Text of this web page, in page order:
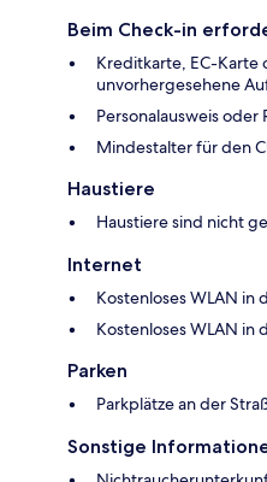
Beim Check-in
Kreditkarte, EC-
unvorhergesehene
Personalausweis
Mindestalter für den
Haustiere
Haustiere sind nicht
Internet
Kostenloses WLAN
Kostenloses WLAN in
Parken
Parkplätze an der
Sonstige